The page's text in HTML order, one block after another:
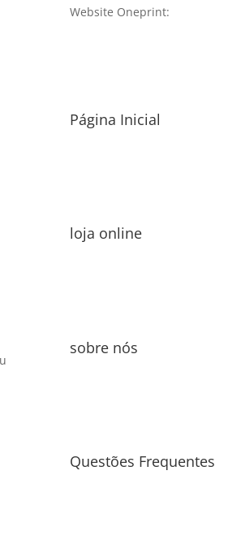
Website Oneprint:
Página Inicial
loja online
sobre nós
Questões Frequentes